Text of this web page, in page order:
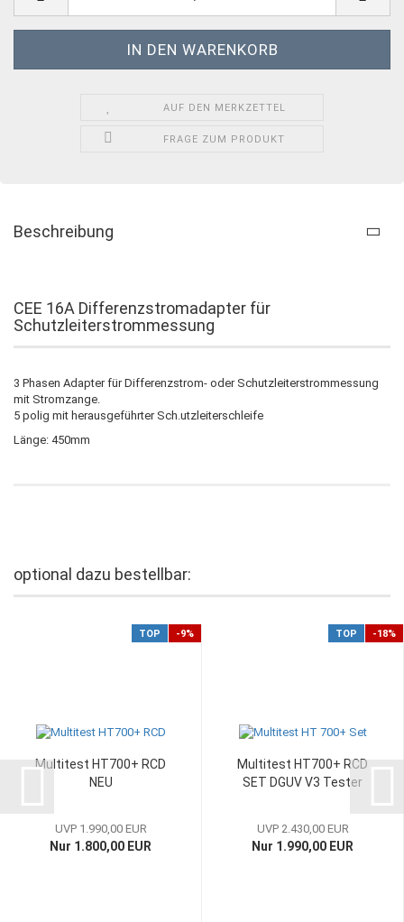
AUF DEN MERKZETTEL
FRAGE ZUM PRODUKT
Beschreibung
CEE 16A Differenzstromadapter für
Schutzleiterstrommessung
3 Phasen Adapter für Differenzstrom- oder Schutzleiterstrommessung
mit Stromzange.
​5 polig mit herausgeführter Sch.utzleiterschleife
Länge: 450mm
optional dazu bestellbar:
TOP -9%
Multitest HT700+ RCD
NEU
UVP 1.990,00 EUR
Nur 1.800,00 EUR
TOP -18%
Multitest HT700+ RCD
SET DGUV V3 Tester
UVP 2.430,00 EUR
Nur 1.990,00 EUR